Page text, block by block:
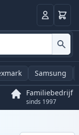
Log in
Samsung
Familiebedrijf
sinds 1997